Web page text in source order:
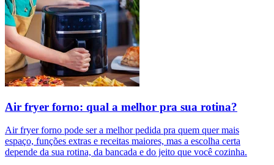
Air fryer forno: qual a melhor pra sua rotina?
Air fryer forno pode ser a melhor pedida pra quem quer mais
espaço, funções extras e receitas maiores, mas a escolha certa
depende da sua rotina, da bancada e do jeito que você cozinha.